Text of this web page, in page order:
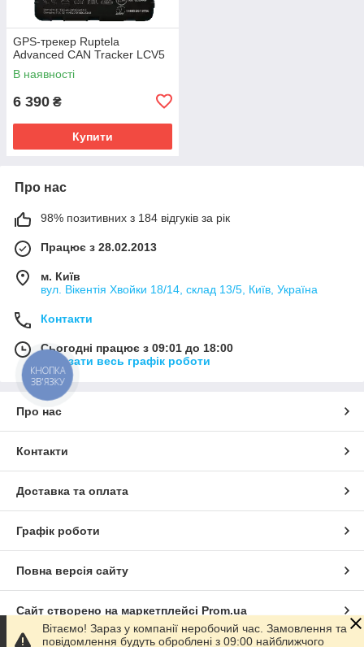
GPS-трекер Ruptela
Advanced CAN Tracker LCV5
В наявності
6 390 ₴
Купити
Про нас
98% позитивних з 184 відгуків за рік
Працює з 28.02.2013
м. Київ
вул. Вікентія Хвойки 18/14, склад 13/5, Київ, Україна
Контакти
Сьогодні працює з 09:01 до 18:00
Показати весь графік роботи
Про нас
Контакти
Доставка та оплата
Графік роботи
Повна версія сайту
Сайт створено на маркетплейсі Prom.ua
Вітаємо! Зараз у компанії неробочий час. Замовлення та
повідомлення будуть оброблені з 09:00 найближчого
КНОПКА
ЗВ'ЯЗКУ